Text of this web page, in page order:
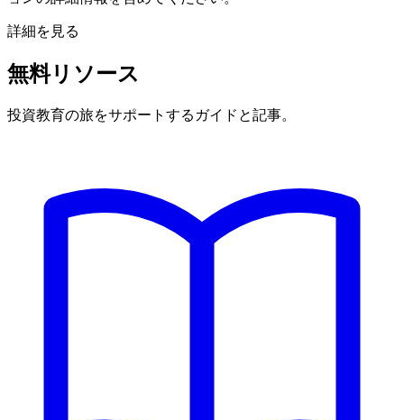
詳細を見る
無料リソース
投資教育の旅をサポートするガイドと記事。